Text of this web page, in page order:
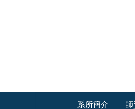
系所簡介 師